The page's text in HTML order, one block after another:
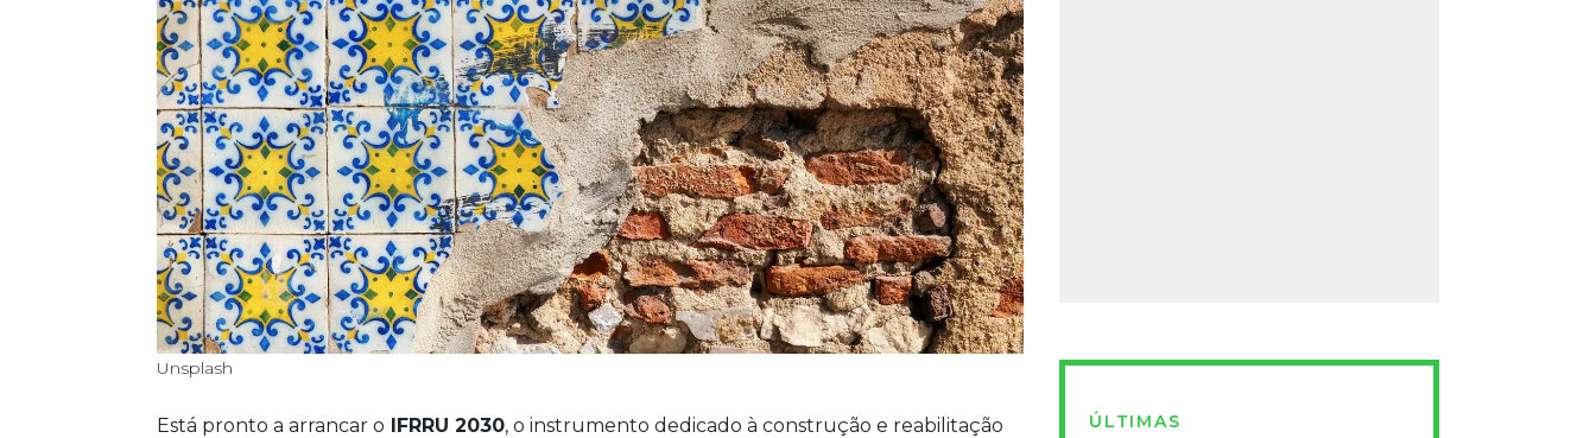
Unsplash
Está pronto a arrancar o IFRRU 2030, o instrumento dedicado à construção e reabilitação
ÚLTIMAS